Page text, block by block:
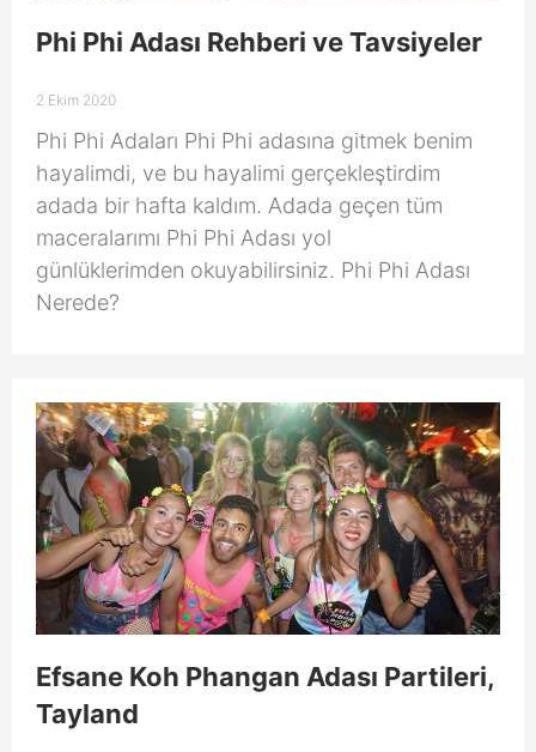
Phi Phi Adası Rehberi ve Tavsiyeler
2 Ekim 2020
Phi Phi Adaları Phi Phi adasına gitmek benim
hayalimdi, ve bu hayalimi gerçekleştirdim
adada bir hafta kaldım. Adada geçen tüm
maceralarımı Phi Phi Adası yol
günlüklerimden okuyabilirsiniz. Phi Phi Adası
Nerede?
Efsane Koh Phangan Adası Partileri,
Tayland